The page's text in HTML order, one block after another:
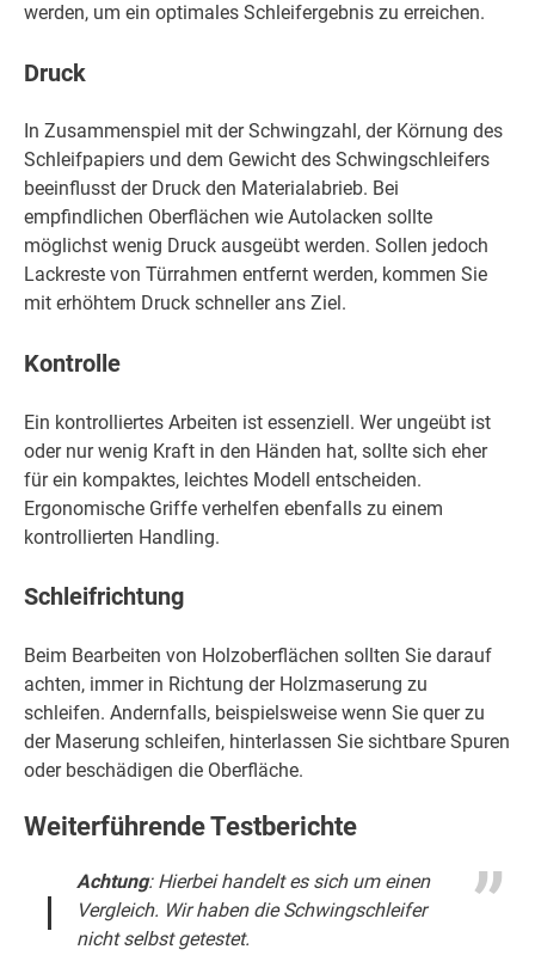
werden, um ein optimales Schleifergebnis zu erreichen.
Druck
In Zusammenspiel mit der Schwingzahl, der Körnung des
Schleifpapiers und dem Gewicht des Schwingschleifers
beeinflusst der Druck den Materialabrieb. Bei
empfindlichen Oberflächen wie Autolacken sollte
möglichst wenig Druck ausgeübt werden. Sollen jedoch
Lackreste von Türrahmen entfernt werden, kommen Sie
mit erhöhtem Druck schneller ans Ziel.
Kontrolle
Ein kontrolliertes Arbeiten ist essenziell. Wer ungeübt ist
oder nur wenig Kraft in den Händen hat, sollte sich eher
für ein kompaktes, leichtes Modell entscheiden.
Ergonomische Griffe verhelfen ebenfalls zu einem
kontrollierten Handling.
Schleifrichtung
Beim Bearbeiten von Holzoberflächen sollten Sie darauf
achten, immer in Richtung der Holzmaserung zu
schleifen. Andernfalls, beispielsweise wenn Sie quer zu
der Maserung schleifen, hinterlassen Sie sichtbare Spuren
oder beschädigen die Oberfläche.
Weiterführende Testberichte
Achtung: Hierbei handelt es sich um einen
Vergleich. Wir haben die Schwingschleifer
nicht selbst getestet.